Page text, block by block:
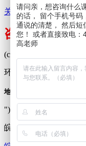
关于环球培训网|分支
咨询电话：
(c)2009-2026
环球培训网™ (合肥寰
地址：合肥市庐阳区固镇
"));
皖公网安备
请问亲，想咨询什么
的话， 留个手机号码
通说的清楚， 然后短
您！ 或者直接致电：
高老师